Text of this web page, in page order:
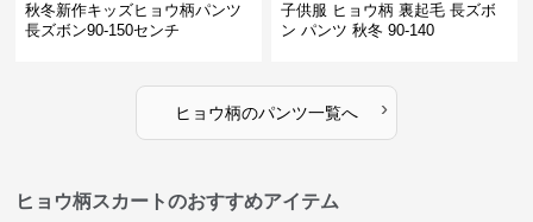
秋冬新作キッズヒョウ柄パンツ
長ズボン90-150センチ
子供服 ヒョウ柄 裏起毛 長ズボ
ン パンツ 秋冬 90-140
ヒョウ柄のパンツ一覧へ ›
ヒョウ柄スカートのおすすめアイテム